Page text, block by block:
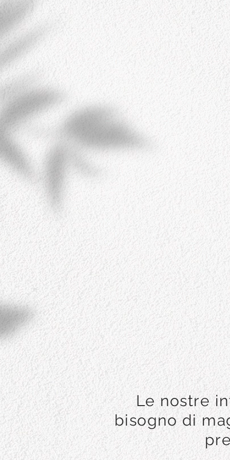
Le nostre
bisogno di